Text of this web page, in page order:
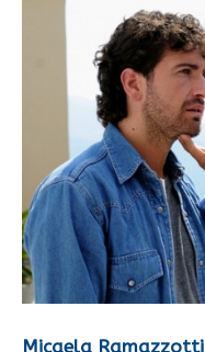
Micaela Ramazzotti